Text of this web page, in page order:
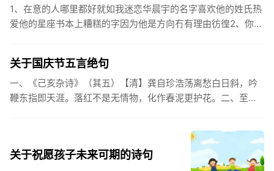
1、在意的人哪里都好就如我迷恋华晨宇的名字喜欢他的姓氏热
爱他的星座书本上糟糕的字因为他是方向冇有理由彷徨2、你的
关于国庆节五言绝句
一、《己亥杂诗》（其五）【清】龚自珍浩荡离愁白日斜，吟
鞭东指即天涯。落红不是无情物，化作春泥更护花。二、至今
关于祝愿孩子未来可期的诗句